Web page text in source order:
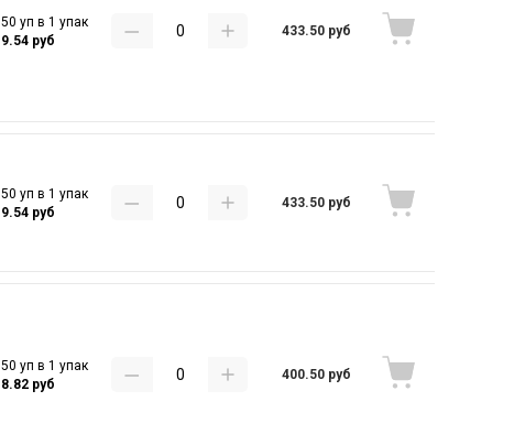
50 уп в 1 упак
9.54 руб
433.50 руб
50 уп в 1 упак
9.54 руб
433.50 руб
50 уп в 1 упак
8.82 руб
400.50 руб